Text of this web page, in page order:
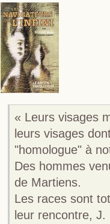
« Leurs visages
leurs visages
"homologue" à
Des hommes
de Martiens.
Les races sont
leur rencontre,